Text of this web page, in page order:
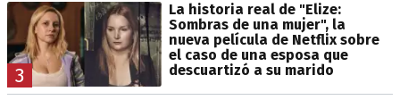
3
La historia real de "Elize:
Sombras de una mujer", la
nueva película de Netflix sobre
el caso de una esposa que
descuartizó a su marido